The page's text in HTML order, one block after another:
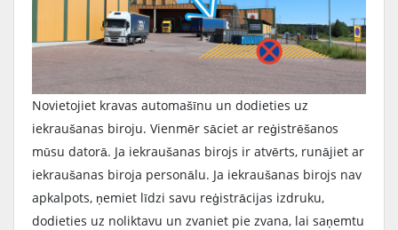
Novietojiet kravas automašīnu un dodieties uz
iekraušanas biroju. Vienmēr sāciet ar reģistrēšanos
mūsu datorā. Ja iekraušanas birojs ir atvērts, runājiet ar
iekraušanas biroja personālu. Ja iekraušanas birojs nav
apkalpots, ņemiet līdzi savu reģistrācijas izdruku,
dodieties uz noliktavu un zvaniet pie zvana, lai saņemtu